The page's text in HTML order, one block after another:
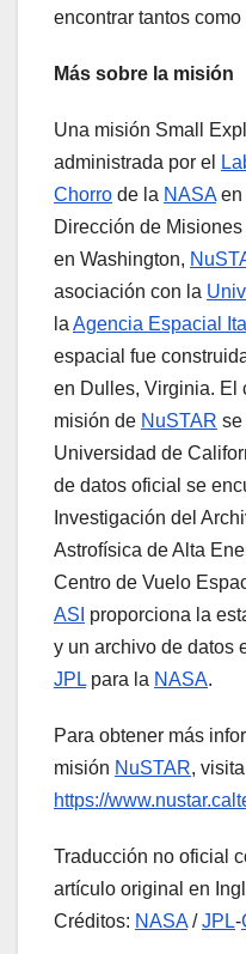
encontrar tantos como
Más sobre la misión
Una misión Small
administrada por el
Chorro de la NASAen
Dirección de
en Washington,
asociación con la
la Agencia Espacial
espacial fue
en Dulles, Virginia. El
misión de NuSTAR se
Universidad de
de datos oficial se
Investigación del
Astrofísica de Alta
Centro de Vuelo
ASI proporciona la
y un archivo de datos
JPL para la NASA.
Para obtener más
misión NuSTAR, visita
https://
Traducción no oficial
artículo original en
Créditos: NASA/JPL-